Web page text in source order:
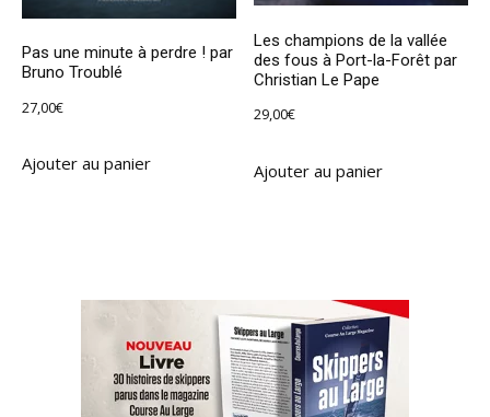
Pas une minute à perdre ! par
Bruno Troublé
27,00€
Ajouter au panier
Les champions de la vallée
des fous à Port-la-Forêt par
Christian Le Pape
29,00€
Ajouter au panier